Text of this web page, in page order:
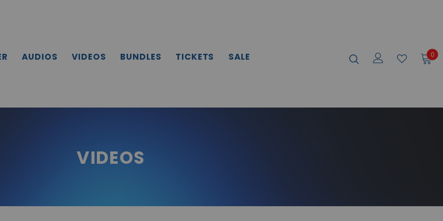
AUDIOS VIDEOS BUNDLES TICKETS SALE 0
VIDEOS